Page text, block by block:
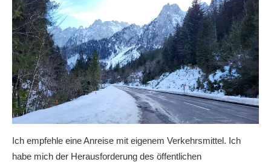
Ich empfehle eine Anreise mit eigenem Verkehrsmittel. Ich
habe mich der Herausforderung des öffentlichen